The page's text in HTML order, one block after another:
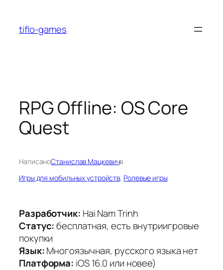
содержимому
tiflo-games
RPG Offline: OS Core
Quest
НаписаноСтанислав Мацкевичв
Игры для мобильных устройств, Ролевые игры
Разработчик: Hai Nam Trinh
Статус:бесплатная, есть внутриигровые
покупки
Язык:Многоязычная, русского языка нет
Платформа: iOS 16.0 или новее)